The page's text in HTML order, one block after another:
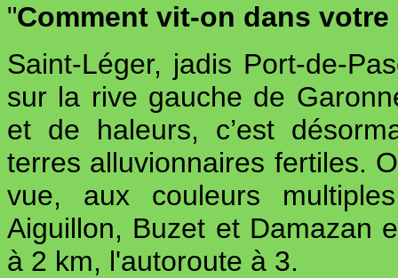
"Comment vit-on dans votre
Saint-Léger, jadis Port-de-
sur la rive gauche de
et de haleurs, c’est
terres alluvionnaires fertiles.
vue, aux couleurs
Aiguillon, Buzet et Damazan
à 2 km, l'autoroute à 3.